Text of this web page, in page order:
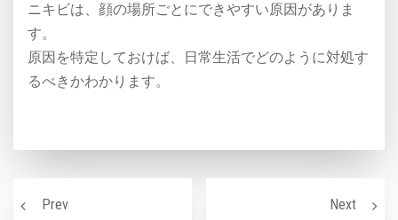
ニキビは、顔の場所ごとにできやすい原因がありま
す。
原因を特定しておけば、日常生活でどのように対処す
るべきかわかります。
Prev
老化を加速させる お肌の糖化とは？ Next老化